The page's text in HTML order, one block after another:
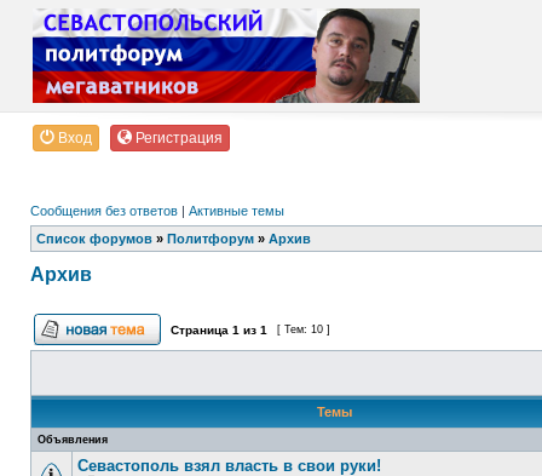
Вход Регистрация
Сообщения без ответов | Активные темы
Список форумов » Политфорум » Архив
Архив
Страница 1 из 1 [ Тем: 10 ]
Темы
Объявления
Севастополь взял власть в свои руки!